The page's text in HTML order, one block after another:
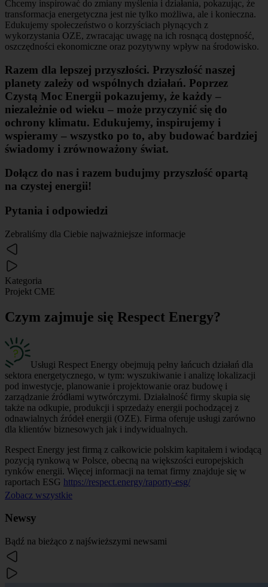
Chcemy inspirować do zmiany myślenia i działania, pokazując, że
transformacja energetyczna jest nie tylko możliwa, ale i konieczna.
Edukujemy społeczeństwo o korzyściach płynących z
wykorzystania OZE, zwracając uwagę na ich rosnącą dostępność,
oszczędności ekonomiczne oraz pozytywny wpływ na środowisko.
Razem dla lepszej przyszłości. Przyszłość naszej
planety zależy od wspólnych działań. Poprzez
Czystą Moc Energii pokazujemy, że każdy –
niezależnie od wieku – może przyczynić się do
ochrony klimatu. Edukujemy, inspirujemy i
wspieramy – wszystko po to, aby budować bardziej
świadomy i zrównoważony świat.
Dołącz do nas i razem budujmy przyszłość opartą
na czystej energii!
Pytania i odpowiedzi
Zebraliśmy dla Ciebie najważniejsze informacje
Kategoria
Projekt CME
Czym zajmuje się Respect Energy?
Usługi Respect Energy obejmują pełny łańcuch działań dla
sektora energetycznego, w tym: wyszukiwanie i analizę lokalizacji
pod inwestycje, planowanie i projektowanie oraz budowę i
zarządzanie źródłami wytwórczymi. Działalność firmy skupia się
także na odkupie, produkcji i sprzedaży energii pochodzącej z
odnawialnych źródeł energii (OZE). Firma oferuje usługi zarówno
dla klientów biznesowych jak i indywidualnych.
Respect Energy jest firmą z całkowicie polskim kapitałem i wiodącą
pozycją rynkową w Polsce, obecną na większości europejskich
rynków energii. Więcej informacji na temat firmy znajduje się w
raportach ESG https://respect.energy/raporty-esg/
Zobacz wszystkie
Newsy
Bądź na bieżąco z najświeższymi newsami